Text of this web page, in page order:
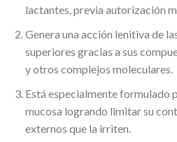
lactantes, previa autorización
Genera una acción lenitiva de
superiores gracias a sus
y otros complejos moleculares.
Está especialmente formulado
mucosa logrando limitar su
externos que la irriten.